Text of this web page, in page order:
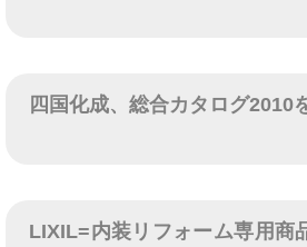
四国化成、総合カタログ2010
LIXIL=内装リフォーム専用商